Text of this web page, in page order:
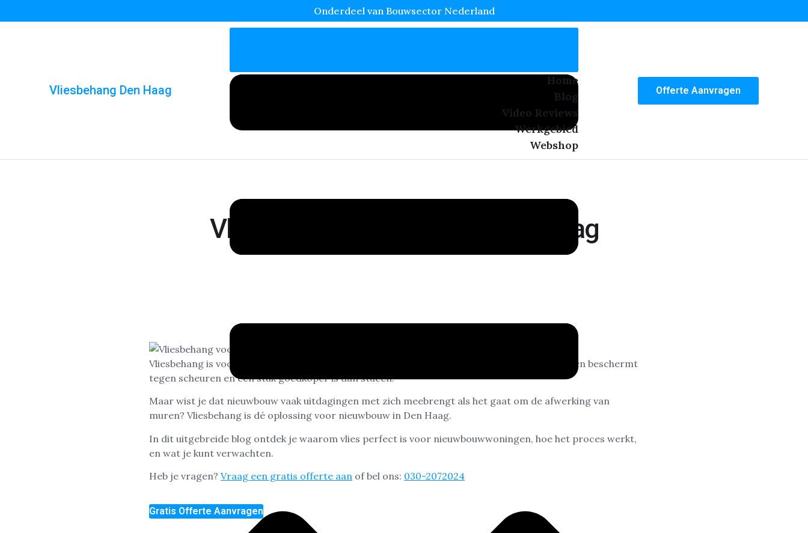
Onderdeel van Bouwsector Nederland
Vliesbehang Den Haag
Home
Blog
Video Reviews
Werkgebied
Webshop
Offerte Aanvragen
Vliesbehang Nieuwbouw Den Haag
Vliesbehang is voor nieuwbouw in Den Haag erg populair omdat het stucwerk nabootst, muren beschermt
tegen scheuren en een stuk goedkoper is dan stucen.
Maar wist je dat nieuwbouw vaak uitdagingen met zich meebrengt als het gaat om de afwerking van
muren? Vliesbehang is dé oplossing voor nieuwbouw in Den Haag.
In dit uitgebreide blog ontdek je waarom vlies perfect is voor nieuwbouwwoningen, hoe het proces werkt,
en wat je kunt verwachten.
Heb je vragen? Vraag een gratis offerte aan of bel ons: 030-2072024
Gratis Offerte Aanvragen